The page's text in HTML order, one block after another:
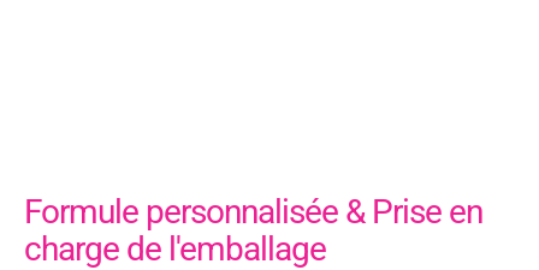
Formule personnalisée & Prise en
charge de l'emballage